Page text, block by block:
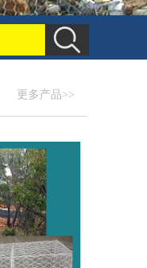
更多产品>>